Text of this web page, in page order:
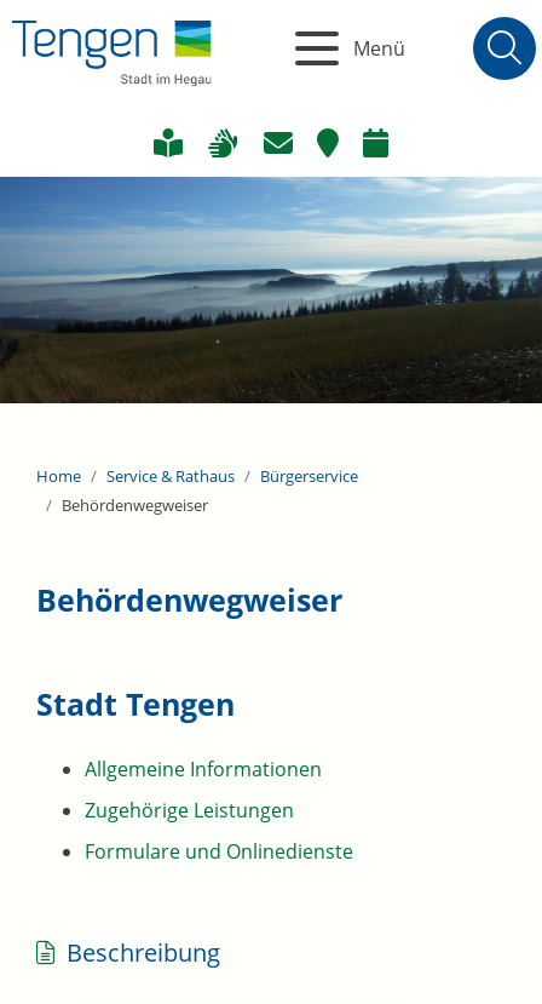
Menü
Home Service & Rathaus
Bürgerservice
Behördenwegweiser
Behördenwegweiser
Stadt Tengen
Allgemeine Informationen
Zugehörige Leistungen
Formulare und Onlinedienste
Beschreibung